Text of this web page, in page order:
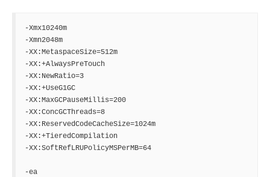
-Xmx10240m
-Xmn2048m
-XX:MetaspaceSize=512m
-XX:+AlwaysPreTouch
-XX:NewRatio=3
-XX:+UseG1GC
-XX:MaxGCPauseMillis=200
-XX:ConcGCThreads=8
-XX:ReservedCodeCacheSize=1024m
-XX:+TieredCompilation
-XX:SoftRefLRUPolicyMSPerMB=64
-ea